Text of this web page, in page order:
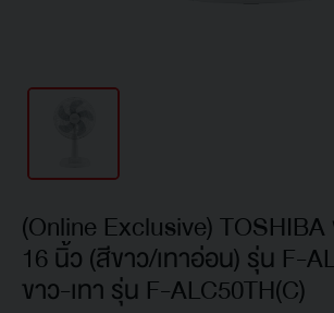
(Online Exclusive)
16 นิ้ว (สีขาว/เทาอ่อน) รุ่น F-
ขาว-เทา รุ่น F-ALC50TH(C)